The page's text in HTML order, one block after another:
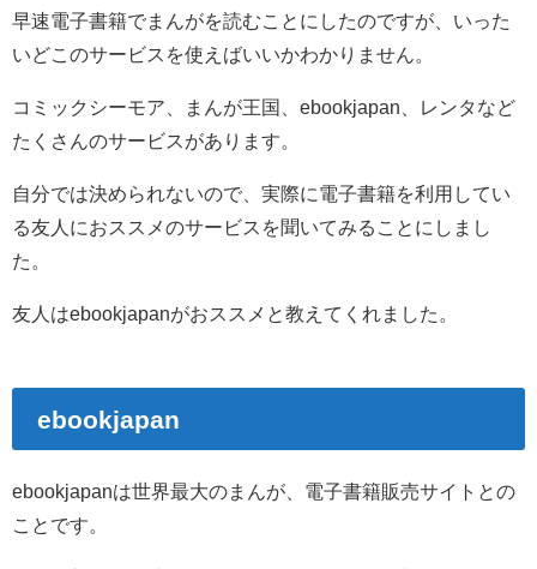
早速電子書籍でまんがを読むことにしたのですが、いった
いどこのサービスを使えばいいかわかりません。
コミックシーモア、まんが王国、ebookjapan、レンタなど
たくさんのサービスがあります。
自分では決められないので、実際に電子書籍を利用してい
る友人におススメのサービスを聞いてみることにしまし
た。
友人はebookjapanがおススメと教えてくれました。
ebookjapan
ebookjapanは世界最大のまんが、電子書籍販売サイトとの
ことです。